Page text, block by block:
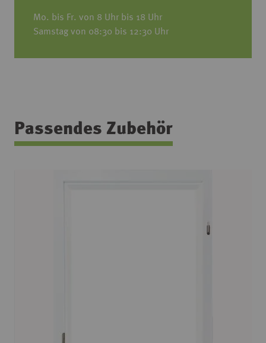
Mo. bis Fr. von 8 Uhr bis 18 Uhr
Samstag von 08:30 bis 12:30 Uhr
Passendes Zubehör